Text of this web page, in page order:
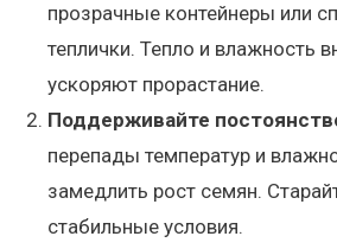
прозрачные контейнеры или
теплички. Тепло и влажность
ускоряют прорастание.
Поддерживайте
перепады температур и
замедлить рост семян.
стабильные условия.